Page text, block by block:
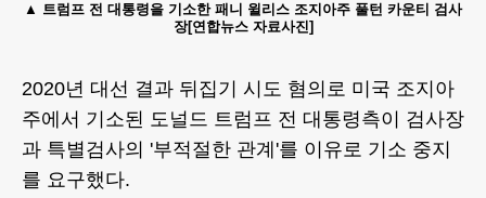
트럼프 전 대통령을 기소한 패니 윌리스 조지아주 풀턴 카운티 검사
장[연합뉴스 자료사진]
2020년 대선 결과 뒤집기 시도 혐의로 미국 조지아
주에서 기소된 도널드 트럼프 전 대통령측이 검사장
과 특별검사의 '부적절한 관계'를 이유로 기소 중지
를 요구했다.